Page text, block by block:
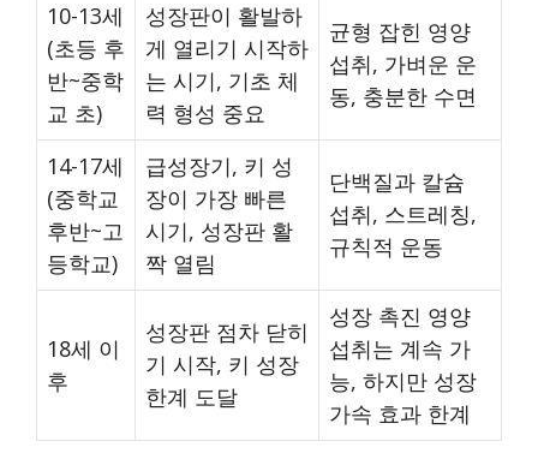
10-13세
(초등 후
반~중학
교 초)
성장판이 활발하
게 열리기 시작하
는 시기, 기초 체
력 형성 중요
균형 잡힌 영양
섭취, 가벼운 운
동, 충분한 수면
14-17세
(중학교
후반~고
등학교)
급성장기, 키 성
장이 가장 빠른
시기, 성장판 활
짝 열림
단백질과 칼슘
섭취, 스트레칭,
규칙적 운동
18세 이
후
성장판 점차 닫히
기 시작, 키 성장
한계 도달
성장 촉진 영양
섭취는 계속 가
능, 하지만 성장
가속 효과 한계